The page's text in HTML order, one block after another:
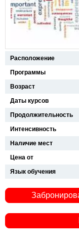
Расположение
Программы
Возраст
Даты курсов
Продолжительность
Интенсивность
Наличие мест
Цена от
Язык обучения